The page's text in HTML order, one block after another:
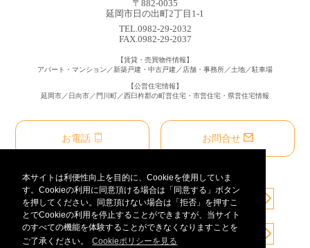
本サイトは利便性向上を目的に、Cookieを使用していま
す。Cookieの利用に同意頂ける場合は「同意する」ボタン
を押してください。同意頂けない場合は「拒否」を押すこ
とでCookieの利用を停止することができますが、当サイト
のすべての機能を体験することができなくなりますことを
ご了承ください。
Cookieポリシーを見る
〒882-0035
延岡市日の出町2丁目1-1
TEL.0982-29-2032
FAX.0982-29-2037
【賃貸・売買物件情報】
アパート・マンション／新築戸建・中古戸建／店舗・事務所／土地／駐車場
【公営住宅情報】
延岡市／日向市／門川町／西臼杵郡の町営住宅・市営住宅・県営住宅情報
お電話 お問合せ